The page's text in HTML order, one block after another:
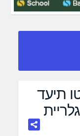
תיעד